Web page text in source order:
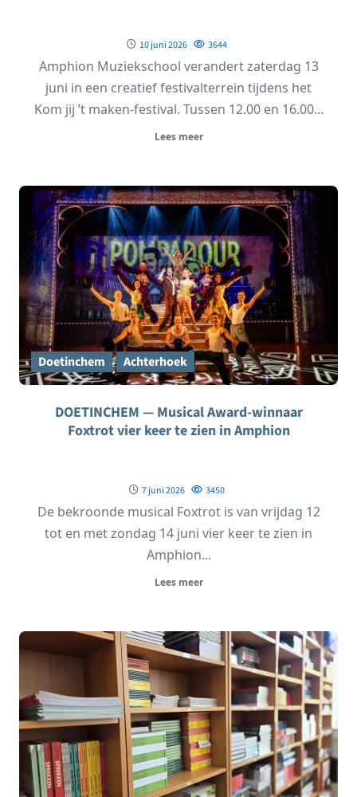
10 juni 2026 3644
Amphion Muziekschool verandert zaterdag 13
juni in een creatief festivalterrein tijdens het
Kom jij ’t maken-festival. Tussen 12.00 en 16.00...
Lees meer
Doetinchem Achterhoek
DOETINCHEM — Musical Award-winnaar
Foxtrot vier keer te zien in Amphion
7 juni 2026 3450
De bekroonde musical Foxtrot is van vrijdag 12
tot en met zondag 14 juni vier keer te zien in
Amphion...
Lees meer